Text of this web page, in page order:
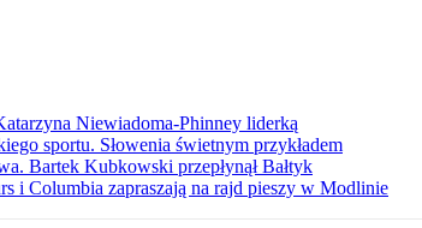
Niewiadoma-Phinney liderką
sportu. Słowenia świetnym przykładem
Bartek Kubkowski przepłynął Bałtyk
i Columbia zapraszają na rajd pieszy w Modlinie